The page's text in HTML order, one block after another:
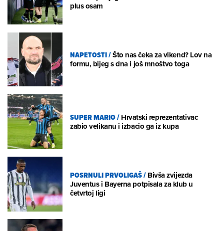
plus osam
NAPETOSTI/Što nas čeka za vikend? Lov na
formu, bijeg s dna i još mnoštvo toga
SUPER MARIO/Hrvatski reprezentativac
zabio velikanu i izbacio ga iz kupa
POSRNULI PRVOLIGAŠ/Bivša zvijezda
Juventus i Bayerna potpisala za klub u
četvrtoj ligi